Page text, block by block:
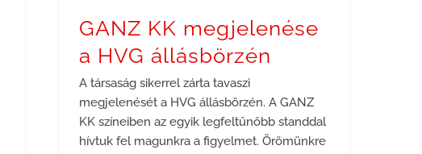
GANZ KK megjelenése
a HVG állásbörzén
A társaság sikerrel zárta tavaszi
megjelenését a HVG állásbörzén. A GANZ
KK színeiben az egyik legfeltűnőbb standdal
hívtuk fel magunkra a figyelmet. Örömünkre